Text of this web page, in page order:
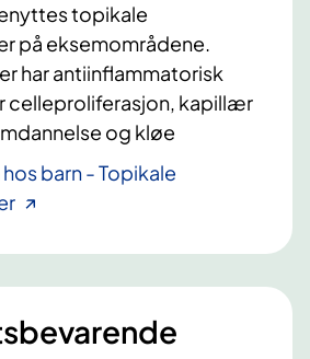
topikale
på eksemområdene.
har antiinflammatorisk
celleproliferasjon, kapillær
og kløe
barn - Topikale